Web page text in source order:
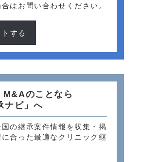
はお問い合わせください。
する
M&Aのことなら
ナビ」へ
の継承案件情報を収集・掲
合った最適なクリニック継